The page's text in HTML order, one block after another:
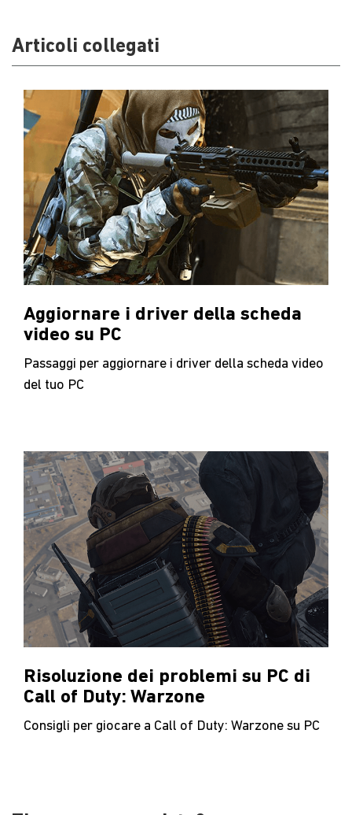
Articoli collegati
Aggiornare i driver della scheda
video su PC
Passaggi per aggiornare i driver della scheda video
del tuo PC
Risoluzione dei problemi su PC di
Call of Duty: Warzone
Consigli per giocare a Call of Duty: Warzone su PC